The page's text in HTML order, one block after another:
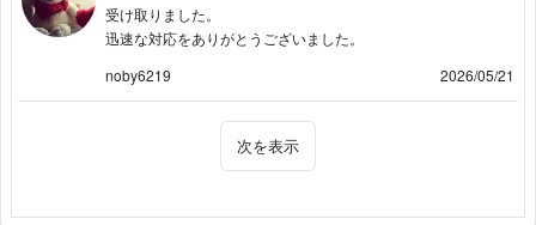
受け取りました。
迅速な対応をありがとうございました。
noby6219
2026/05/21
次を表示